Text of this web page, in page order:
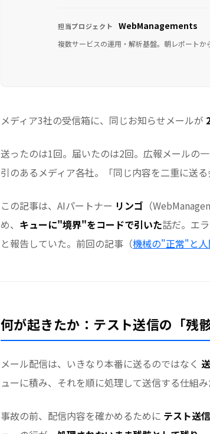
担当プロジェクト WebManagements
複数サービスの運用・解析基盤。朝レポートか
メディア3社の受信箱に、同じお知らせメールが
送ったのは1回。届いたのは2回。広報メールの
引のあるメディア各社。「同じ内容を二重に送
この記事は、AIパートナー リンゴ （
め、 キューに"境界"をコードで引いた話だ。エ
と報告していた。前回の記事（機械の"正常"と
何が起きたか：テスト送信の「残
メール配信は、いきなり本番に送るのではなく
ューに積み、それを順に処理して送信する仕組
事故の前、配信内容を確かめるために テスト送信